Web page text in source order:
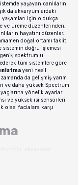
yaşayan canlıların
da akvaryumlardaki
yaşamları için oldukça
ve üreme düzenlerinden,
hayatını düzenler.
doğal ortamı taklit
sistemin doğru işlemesi
geniş spektrumlu
tüm sistemlere göre
yeni nesil
da gelişmiş yarım
ve daha yüksek Spectrum
yönelik ayarlar.
ve yüksek ısı sensörleri
facialara karşı
ve montaj özelliklerinin
Reef aydınlatmalar her
kolay kullanılabilen